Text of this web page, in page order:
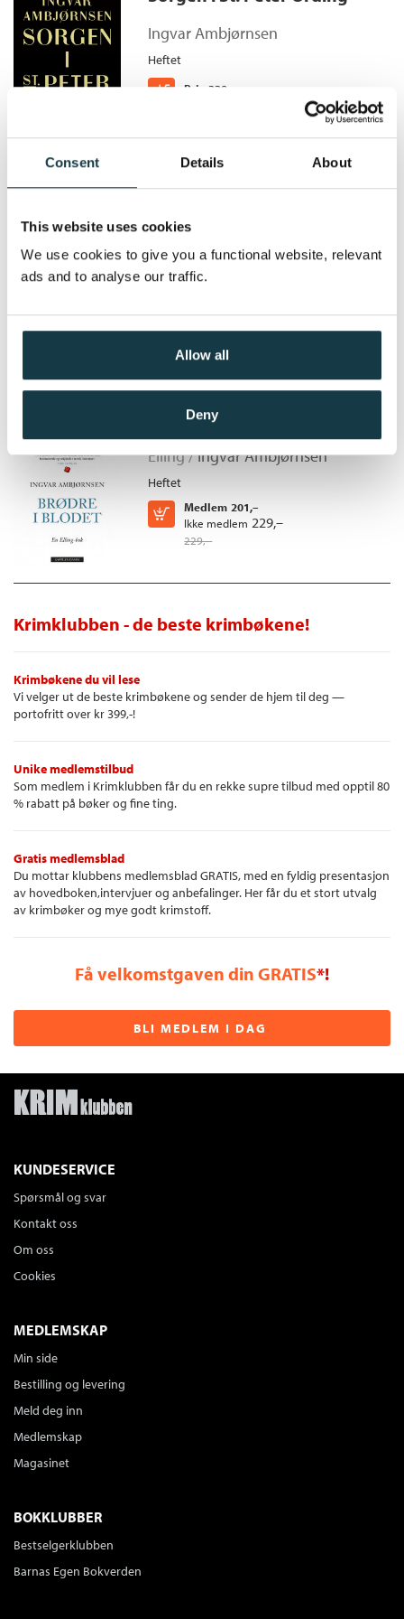
Consent Details About
This website uses cookies
We use cookies to give you a functional website, relevant
ads and to analyse our traffic.
Allow all
Deny
Serie:
Serienummer:
Karl Wingers kompanjong.
Bokmål Nedlastbar lydbok
Ingvar Ambjørnsen
Heftet
Pris 229,–
Kjøp
Elling / Ingvar Ambjørnsen
Heftet
Ikke medlem 229,–
229,–
Brødre i blodet
Elling /Ingvar Ambjørnsen
Heftet
Medlem 201,–
Ikke medlem 229,–
229,–
Kjøp
Krimklubben - de beste krimbøkene!
Krimbøkene du vil lese
Vi velger ut de beste krimbøkene og sender de hjem til deg —
portofritt over kr 399,-!
Unike medlemstilbud
Som medlem i Krimklubben får du en rekke supre tilbud med opptil 80
% rabatt på bøker og fine ting.
Gratis medlemsblad
Du mottar klubbens medlemsblad GRATIS, med en fyldig presentasjon
av hovedboken,intervjuer og anbefalinger. Her får du et stort utvalg
av krimbøker og mye godt krimstoff.
Få velkomstgaven din GRATIS*!
BLI MEDLEM I DAG
KUNDESERVICE
Spørsmål og svar
Kontakt oss
Om oss
Cookies
MEDLEMSKAP
Min side
Bestilling og levering
Meld deg inn
Medlemskap
Magasinet
BOKKLUBBER
Bestselgerklubben
Barnas Egen Bokverden